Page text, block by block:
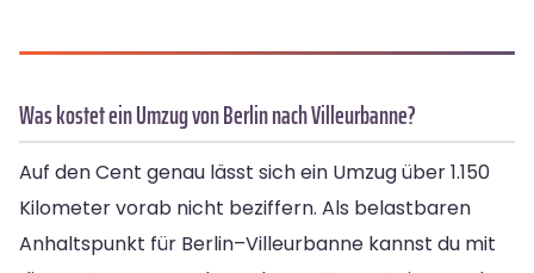
Was kostet ein Umzug von Berlin nach Villeurbanne?
Auf den Cent genau lässt sich ein Umzug über 1.150
Kilometer vorab nicht beziffern. Als belastbaren
Anhaltspunkt für Berlin–Villeurbanne kannst du mit